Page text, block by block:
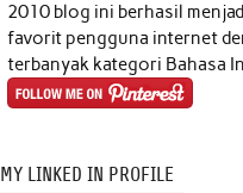
2010 blog ini berhasil
favorit pengguna internet
terbanyak kategori Bahasa
MY LINKED IN PROFILE